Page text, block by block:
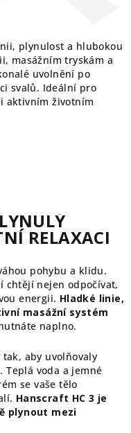
plynulost a hlubokou
masážním tryskám a
uvolnění po
svalů. Ideální pro
aktivním životním
RELAXACI
pohybu a klidu.
chtějí nejen odpočívat,
energii. Hladké linie,
masážní systém
naplno.
aby uvolňovaly
voda a jemné
se vaše tělo
Hanscraft HC 3 je
plynout mezi